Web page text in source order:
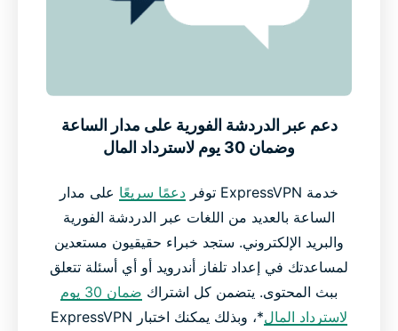
دعم عبر الدردشة الفورية على مدار الساعة
وضمان 30 يوم لاسترداد المال
خدمة ExpressVPN توفر دعمًا سريعًا على مدار
الساعة بالعديد من اللغات عبر الدردشة الفورية
والبريد الإلكتروني. ستجد خبراء حقيقيون مستعدين
لمساعدتك في إعداد تلفاز أندرويد أو أي أسئلة تتعلق
ببث المحتوى. يتضمن كل اشتراك
ضمان 30 يوم
لاسترداد المال
*، وبذلك يمكنك اختبار ExpressVPN